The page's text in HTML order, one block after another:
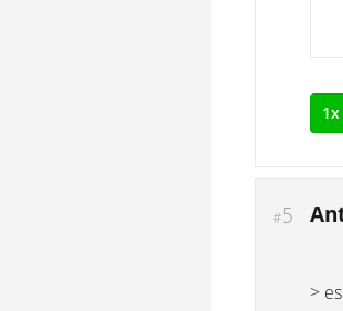
1x
#5
>